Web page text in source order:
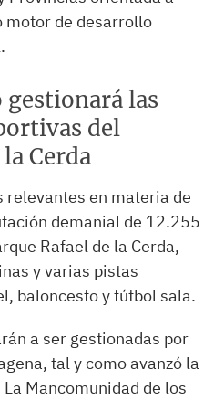
motor de desarrollo
las
del
Cerda
relevantes en materia de
demanial de 12.255
Rafael de la Cerda,
y varias pistas
baloncesto y fútbol sala.
a ser gestionadas por
tal y como avanzó la
Mancomunidad de los